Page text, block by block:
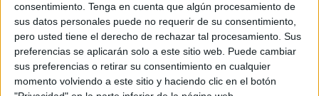
consentimiento. Tenga en cuenta que algún procesamiento de
sus datos personales puede no requerir de su consentimiento,
pero usted tiene el derecho de rechazar tal procesamiento. Sus
preferencias se aplicarán solo a este sitio web. Puede cambiar
sus preferencias o retirar su consentimiento en cualquier
momento volviendo a este sitio y haciendo clic en el botón
ENLACE AL GRUPO